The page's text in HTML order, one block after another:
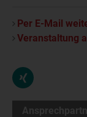
Per E-Mail
Veranstaltung